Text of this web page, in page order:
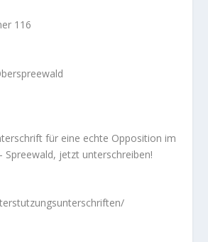
116
für eine echte Opposition im
Spreewald, jetzt unterschreiben!